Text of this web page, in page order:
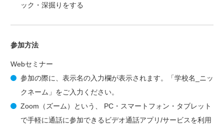
ック・深掘りをする
参加方法
Webセミナー
参加の際に、表示名の入力欄が表示されます。「学校名_ニッ
クネーム」をご入力ください。
Zoom（ズーム）という、 PC・スマートフォン・タブレット
で手軽に通話に参加できるビデオ通話アプリ/サービスを利用